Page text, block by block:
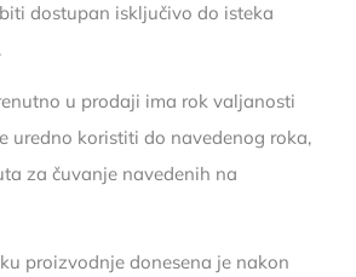
dostupan isključivo do isteka
u prodaji ima rok valjanosti
uredno koristiti do navedenog roka,
za čuvanje navedenih na
proizvodnje donesena je nakon